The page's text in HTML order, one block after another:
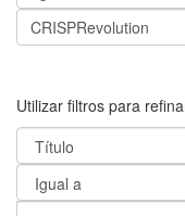
Utilizar filtros para